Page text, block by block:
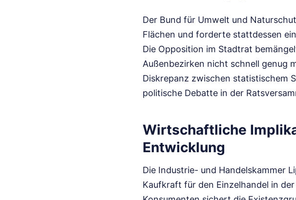
Der Bund für Umwelt und
Flächen und forderte stattdessen
Die Opposition im Stadtrat
Außenbezirken nicht schnell genug
Diskrepanz zwischen statistischem
politische Debatte in der
Wirtschaftliche
Entwicklung
Die Industrie- und Handelskammer
Kaufkraft für den Einzelhandel in